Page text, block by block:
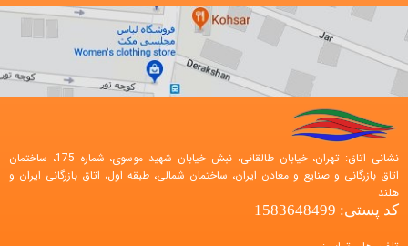
نشانی اتاق: تهران، خیابان طالقانی، نبش خیابان شهید موسوی، شماره 175، ساختمان
اتاق بازرگانی و صنایع و معادن ایران، ساختمان شمالی، طبقه اول، اتاق بازرگانی ایران و
هلند
کد پستی: 1583648499